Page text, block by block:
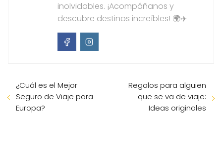
inolvidables. ¡Acompáñanos y
descubre destinos increíbles! 🌍✈️
¿Cuál es el Mejor
Seguro de Viaje para
Europa?
Regalos para alguien
que se va de viaje:
Ideas originales